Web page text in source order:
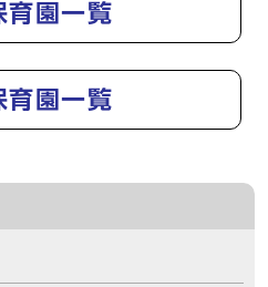
育園一覧
育園一覧